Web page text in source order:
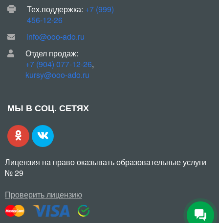
Тех.поддержка: +7 (999)
456-12-26
info@ooo-ado.ru
Отдел продаж:
+7 (904) 077-12-26,
kursy@ooo-ado.ru
МЫ В СОЦ. СЕТЯХ
Лицензия на право оказывать образовательные услуги
№ 29
Проверить лицензию